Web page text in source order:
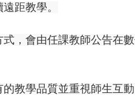
距教學。
，會由任課教師公告在
教學品質並重視師生互